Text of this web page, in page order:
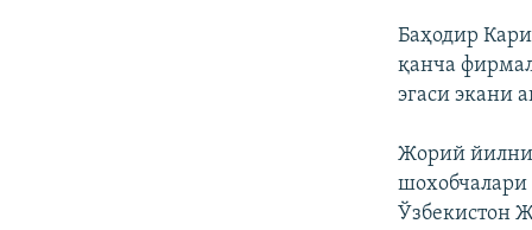
Баҳодир
қанча
эгаси экани
Жорий
шохобчалари
Ўзбекистон